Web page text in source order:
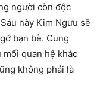
người còn độc
này Kim Ngưu sẽ
bạn bè. Cung
mối quan hệ khác
không phải là